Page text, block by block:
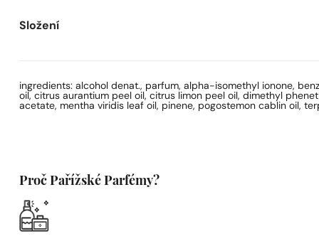
Složení
ingredients: alcohol denat., parfum, alpha-isomethyl ionone,
oil, citrus aurantium peel oil, citrus limon peel oil, dimethyl
acetate, mentha viridis leaf oil, pinene, pogostemon cablin oil,
Proč Pařížské Parfémy?